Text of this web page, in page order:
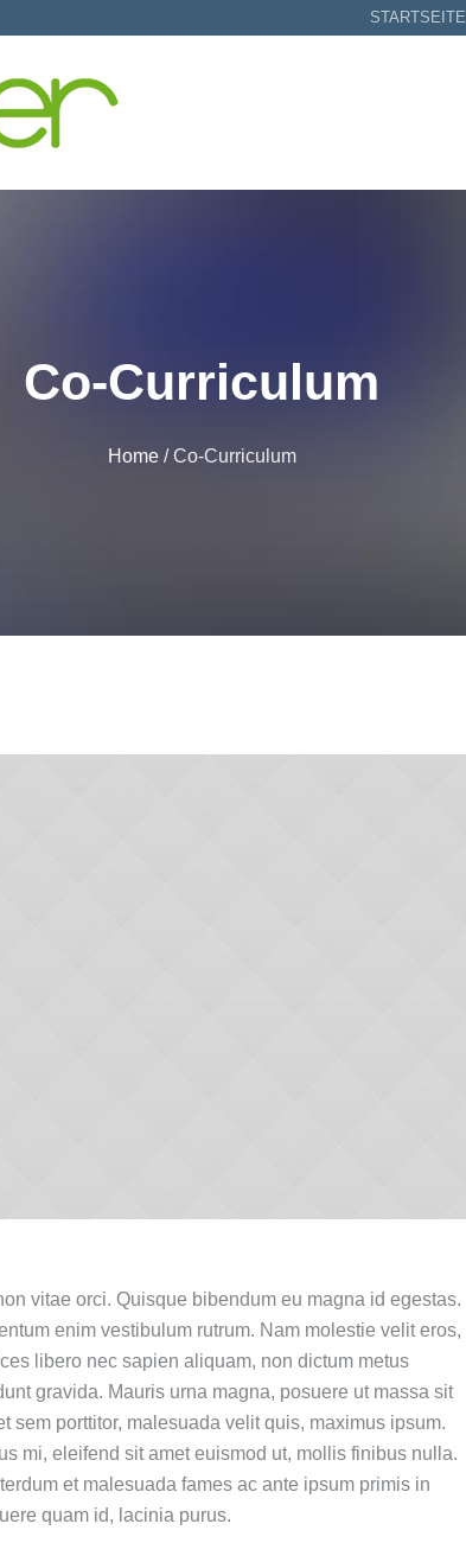
STARTSEITE
Co-Curriculum
Home /Co-Curriculum
vitae orci. Quisque bibendum eu magna id egestas.
enim vestibulum rutrum. Nam molestie velit eros,
libero nec sapien aliquam, non dictum metus
gravida. Mauris urna magna, posuere ut massa sit
sem porttitor, malesuada velit quis, maximus ipsum.
mi, eleifend sit amet euismod ut, mollis finibus nulla.
et malesuada fames ac ante ipsum primis in
quam id, lacinia purus.